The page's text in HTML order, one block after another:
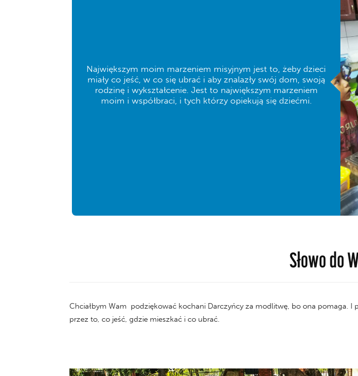
Największym moim marzeniem misyjnym jest to, żeby dzieci
miały co jeść, w co się ubrać i aby znalazły swój dom, swoją
rodzinę i wykształcenie. Jest to największym marzeniem
moim i współbraci, i tych którzy opiekują się dziećmi.
Słowo do
Chciałbym Wam podziękować kochani Darczyńcy za modlitwę, bo ona pomaga.
przez to, co jeść, gdzie mieszkać i co ubrać.